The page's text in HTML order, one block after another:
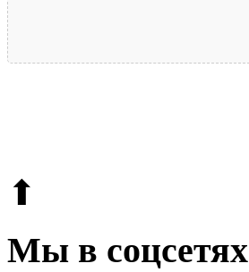
⬆
Мы в соцсетях